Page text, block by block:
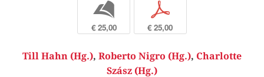
b
€ 25,00
p
€ 25,00
Till Hahn (Hg.), Roberto Nigro (Hg.), Charlotte
Szász (Hg.)